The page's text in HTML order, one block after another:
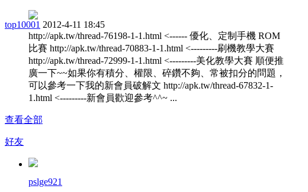
top10001 2012-4-11 18:45
http://apk.tw/thread-76198-1-1.html <------ 優化、定制手機 ROM
比賽 http://apk.tw/thread-70883-1-1.html <---------刷機教學大賽
http://apk.tw/thread-72999-1-1.html <---------美化教學大賽 順便推
廣一下~~如果你有積分、權限、碎鑽不夠、常被扣分的問題，
可以參考一下我的新會員破解文 http://apk.tw/thread-67832-1-
1.html <---------新會員歡迎參考^^~ ...
查看全部
好友
pslge921